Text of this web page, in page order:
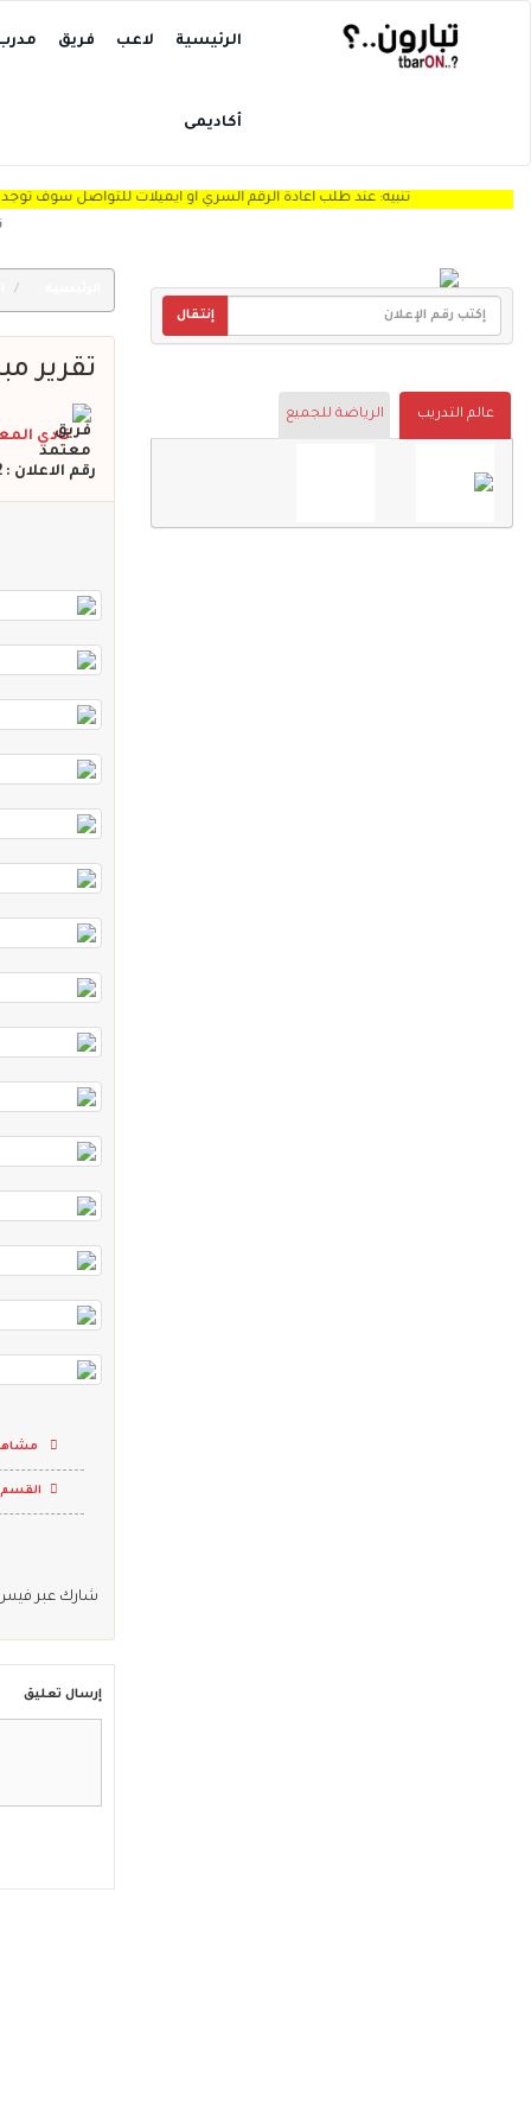
الرئيسية لاعب فريق
أكاديمى
تنبيه: عند طلب اعادة الرقم السري او ايميلات للتواصل سوف توجد الرساله Spam "
تنبيه:
إنتقال
عالم التدريب الرياضة للجميع
تقرير
نادي
رقم الاعلان : 322
شارك عبر
إرسال تعليق